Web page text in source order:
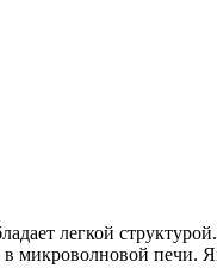
легкой
в микроволновой печи.